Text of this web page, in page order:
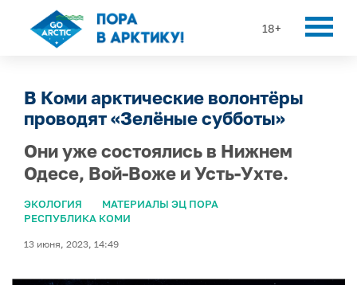
18+
В Коми арктические волонтёры
проводят «Зелёные субботы»
Они уже состоялись в Нижнем
Одесе, Вой-Воже и Усть-Ухте.
ЭКОЛОГИЯ
МАТЕРИАЛЫ ЭЦ ПОРА
РЕСПУБЛИКА КОМИ
13 июня, 2023, 14:49